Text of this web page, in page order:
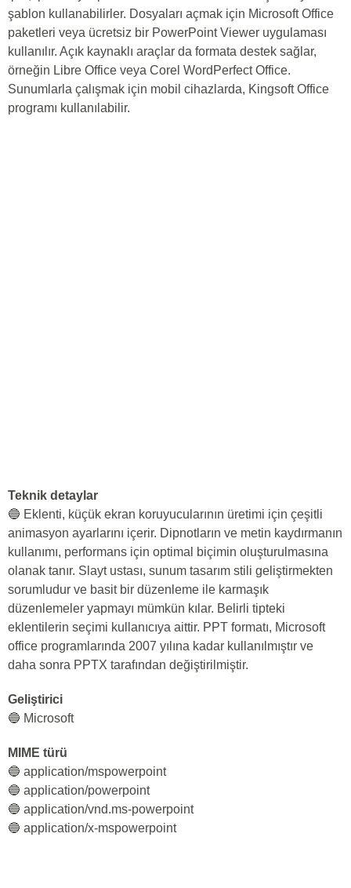
şablon kullanabilirler. Dosyaları açmak için Microsoft Office
paketleri veya ücretsiz bir PowerPoint Viewer uygulaması
kullanılır. Açık kaynaklı araçlar da formata destek sağlar,
örneğin Libre Office veya Corel WordPerfect Office.
Sunumlarla çalışmak için mobil cihazlarda, Kingsoft Office
programı kullanılabilir.
Teknik detaylar
🔵 Eklenti, küçük ekran koruyucularının üretimi için çeşitli
animasyon ayarlarını içerir. Dipnotların ve metin kaydırmanın
kullanımı, performans için optimal biçimin oluşturulmasına
olanak tanır. Slayt ustası, sunum tasarım stili geliştirmekten
sorumludur ve basit bir düzenleme ile karmaşık
düzenlemeler yapmayı mümkün kılar. Belirli tipteki
eklentilerin seçimi kullanıcıya aittir. PPT formatı, Microsoft
office programlarında 2007 yılına kadar kullanılmıştır ve
daha sonra PPTX tarafından değiştirilmiştir.
Geliştirici
🔵 Microsoft
MIME türü
🔵 application/mspowerpoint
🔵 application/powerpoint
🔵 application/vnd.ms-powerpoint
🔵 application/x-mspowerpoint